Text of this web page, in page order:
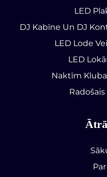
LED
DJ Kabīne Un DJ
LED Lode
LED
Naktīm